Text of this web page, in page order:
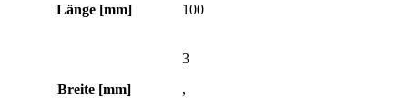
Länge [mm] 100
Breite [mm]
3
,